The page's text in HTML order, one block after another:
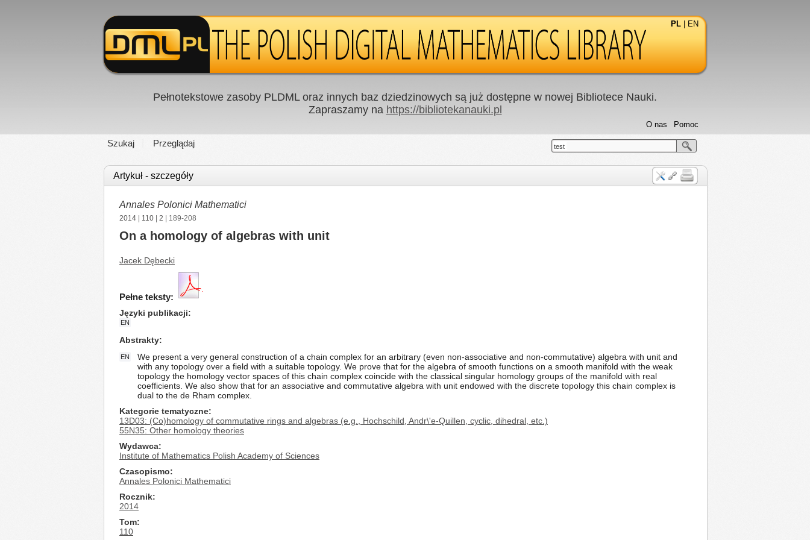
PL EN
Pełnotekstowe zasoby PLDML oraz innych baz dziedzinowych są już dostępne w nowej Bibliotece Nauki.
Zapraszamy na https://bibliotekanauki.pl
Szukaj Przeglądaj
Pomoc
O nas
test
Artykuł - szczegóły
Annales Polonici Mathematici
2014 110 2 | 189-208
On a homology of algebras with unit
Jacek Dębecki
Pełne teksty:
Języki publikacji
EN
Abstrakty
EN
We present a very general construction of a chain complex for an arbitrary (even non-associative and non-commutative) algebra with unit and
with any topology over a field with a suitable topology. We prove that for the algebra of smooth functions on a smooth manifold with the weak
topology the homology vector spaces of this chain complex coincide with the classical singular homology groups of the manifold with real
coefficients. We also show that for an associative and commutative algebra with unit endowed with the discrete topology this chain complex is
dual to the de Rham complex.
Kategorie tematyczne
13D03: (Co)homology of commutative rings and algebras (e.g., Hochschild, Andr\'e-Quillen, cyclic, dihedral, etc.)
55N35: Other homology theories
Wydawca
Institute of Mathematics Polish Academy of Sciences
Czasopismo
Annales Polonici Mathematici
Rocznik
2014
Tom
110